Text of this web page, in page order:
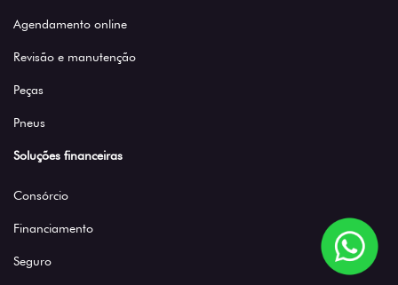
Agendamento online
Revisão e manutenção
Peças
Pneus
Soluções financeiras
Consórcio
Financiamento
Seguro